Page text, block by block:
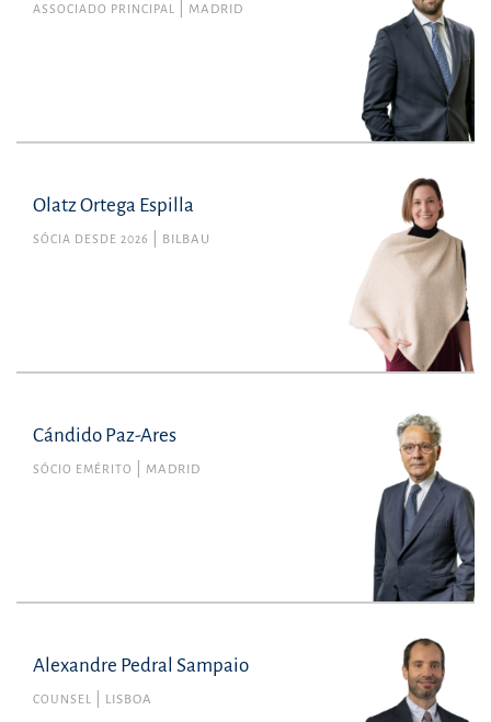
ASSOCIADO PRINCIPAL MADRID
Olatz Ortega Espilla
SÓCIA DESDE 2026 BILBAU
Cándido Paz-Ares
SÓCIO EMÉRITO MADRID
Alexandre Pedral Sampaio
COUNSEL LISBOA